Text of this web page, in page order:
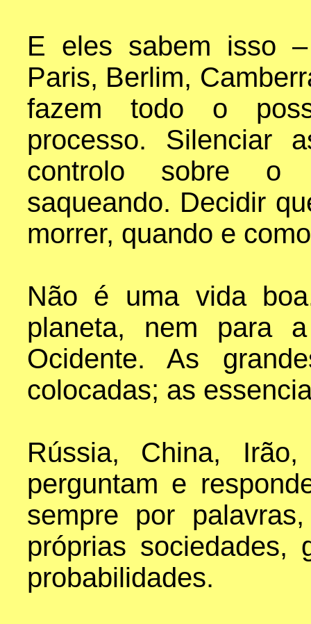
E eles sabem isso
Paris, Berlim,
fazem todo o
processo. Silenciar
controlo sobre o
saqueando. Decidir
morrer, quando e
Não é uma vida
planeta, nem para
Ocidente. As
colocadas; as
Rússia, China,
perguntam e
sempre por
próprias sociedades,
probabilidades.